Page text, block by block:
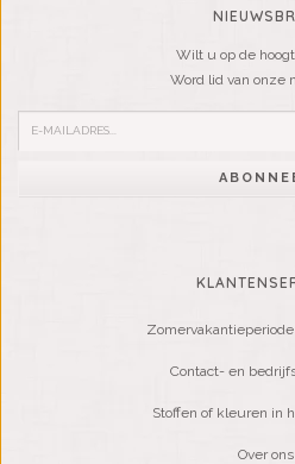
Wilt u op de
Word lid van onze
Contact- en
Stoffen of kleuren in
Over ons